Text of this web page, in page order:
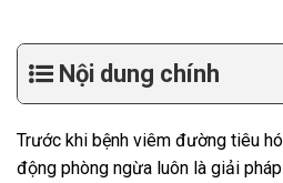
Nội dung chính
Trước khi bệnh viêm đường tiêu
động phòng ngừa luôn là giải